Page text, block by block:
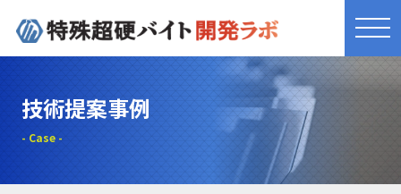
きれものづくり
商品・サービス
技術提案事例